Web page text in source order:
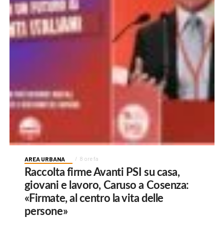
AREA URBANA 8 ore fa
Raccolta firme Avanti PSI su casa,
giovani e lavoro, Caruso a Cosenza:
«Firmate, al centro la vita delle
persone»